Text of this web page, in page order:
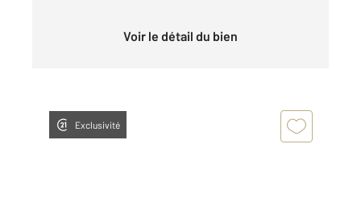
Voir le détail du bien
Exclusivité